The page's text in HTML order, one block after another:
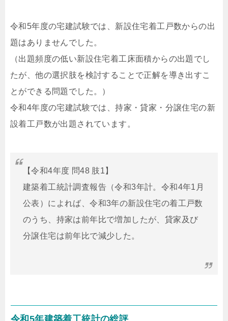
令和5年度の宅建試験では、新設住宅着工戸数からの出
題はありませんでした。
（出題頻度の低い新設住宅着工床面積からの出題でし
たが、他の選択肢を検討することで正解を導き出すこ
とができる問題でした。）
令和4年度の宅建試験では、持家・貸家・分譲住宅の新
設着工戸数が出題されています。
【令和4年度 問48 肢1】
建築着工統計調査報告（令和3年計。令和4年1月
公表）によれば、令和3年の新設住宅の着工戸数
のうち、持家は前年比で増加したが、貸家及び
分譲住宅は前年比で減少した。
令和5年建築着工統計の総評